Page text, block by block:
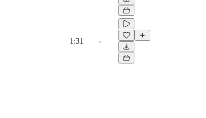
1:31 -